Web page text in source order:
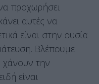
προχωρήσει
αυτές να
είναι στην ουσία
Βλέπουμε
την
είναι